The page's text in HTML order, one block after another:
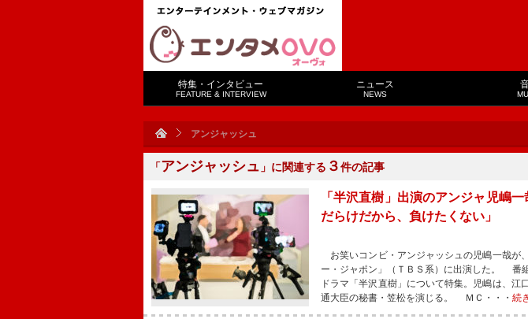
特集・インタビュー
FEATURE & INTERVIEW
ニュース
NEWS
アンジャッシュ
「アンジャッシュ 」に関連する ３件の記事
「半沢直樹」出演のアンジャ児嶋
だらけだから、負けたくない」
お笑いコンビ・アンジャッシュの児嶋一哉が
ー・ジャポン」（ＴＢＳ系）に出演した。 番
ドラマ「半沢直樹」について特集。児嶋は、江
通大臣の秘書・笠松を演じる。 ＭＣ・・・ 続